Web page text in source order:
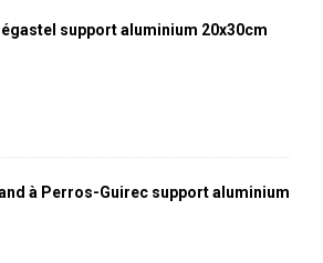
support aluminium 20x30cm
à Perros-Guirec support aluminium